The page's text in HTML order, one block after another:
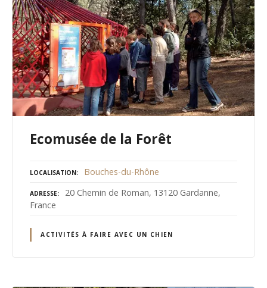
Ecomusée de la Forêt
LOCALISATION Bouches-du-Rhône
ADRESSE
20 Chemin de Roman, 13120 Gardanne,
France
ACTIVITÉS À FAIRE AVEC UN CHIEN